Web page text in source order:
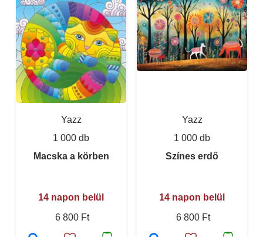
Yazz
1 000 db
Macska a körben
14 napon belül
6 800 Ft
Yazz
1 000 db
Színes erdő
14 napon belül
6 800 Ft